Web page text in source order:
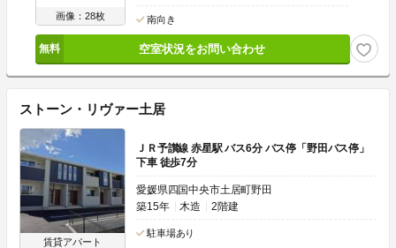
画像：28枚 南向き
空室状況をお問い合わせ
ストーン・リヴァー土居
賃貸アパート
ＪＲ予讃線 赤星駅 バス6分 バス停「野田バス停」
下車 徒歩7分
愛媛県四国中央市土居町野田
築15年
木造 2階建
駐車場あり